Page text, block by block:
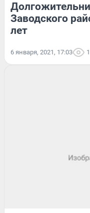
Заводского
лет
6 января, 2021, 17:03